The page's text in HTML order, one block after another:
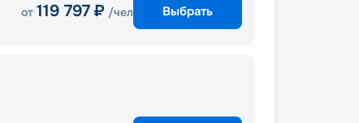
от 119 797 ₽ /чел Выбрать